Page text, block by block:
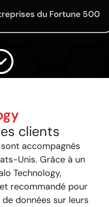
du Fortune 500
clients
accompagnés
Unis. Grâce à un
Technology,
recommandé pour
données sur leurs